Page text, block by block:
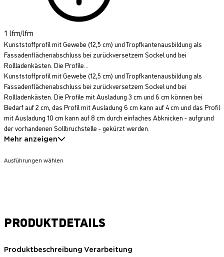
1 lfm/lfm
Kunststoffprofil mit Gewebe (12,5 cm) und Tropfkantenausbildung als
Fassadenflächenabschluss bei zurückversetzem Sockel und bei
Rollladenkästen. Die Profile...
Kunststoffprofil mit Gewebe (12,5 cm) und Tropfkantenausbildung als
Fassadenflächenabschluss bei zurückversetzem Sockel und bei
Rollladenkästen. Die Profile mit Ausladung 3 cm und 6 cm können bei
Bedarf auf 2 cm, das Profil mit Ausladung 6 cm kann auf 4 cm und das Profil
mit Ausladung 10 cm kann auf 8 cm durch einfaches Abknicken - aufgrund
der vorhandenen Sollbruchstelle - gekürzt werden.
Mehr anzeigen
Ausführungen wählen
PRODUKTDETAILS
Produktbeschreibung Verarbeitung